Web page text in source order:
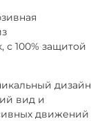
с 100% защитой
дизайн
вид и
движений